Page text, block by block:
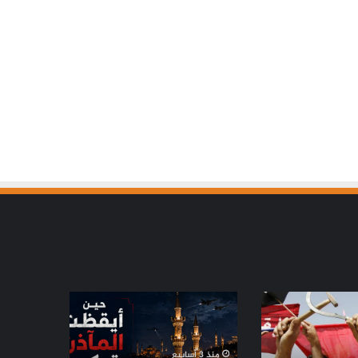
حين
أيقظت
المآذن
تركيا..